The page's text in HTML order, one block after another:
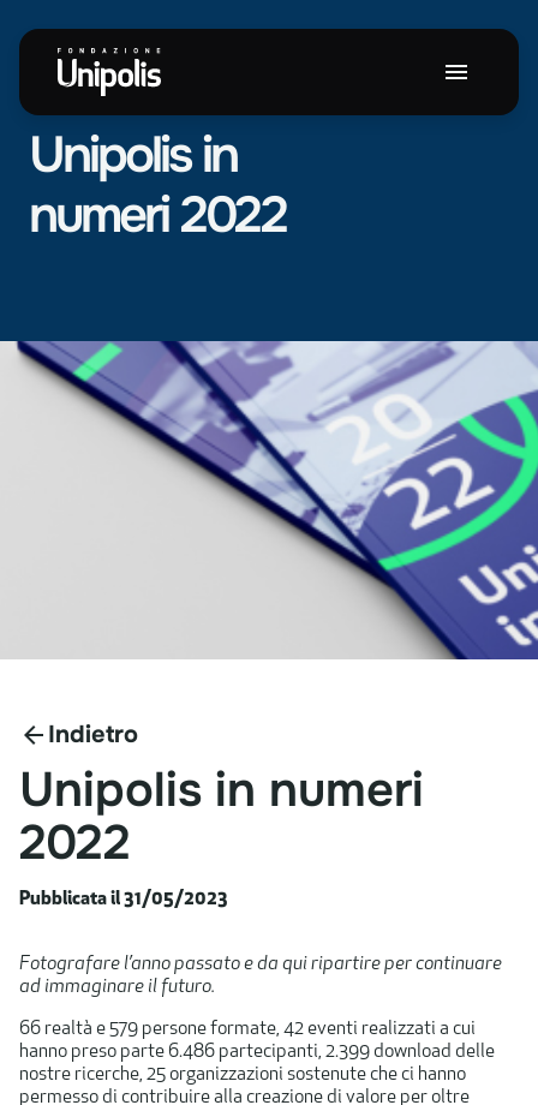
NEWS
Unipolis in
numeri 2022
Indietro
Unipolis in numeri
2022
Pubblicata il 31/05/2023
Fotografare l’anno passato e da qui ripartire per continuare
ad immaginare il futuro.
​66 realtà e 579 persone formate, 42 eventi realizzati a cui
hanno preso parte 6.486 partecipanti, 2.399 download delle
nostre ricerche, 25 organizzazioni sostenute che ci hanno
permesso di contribuire alla creazione di valore per oltre